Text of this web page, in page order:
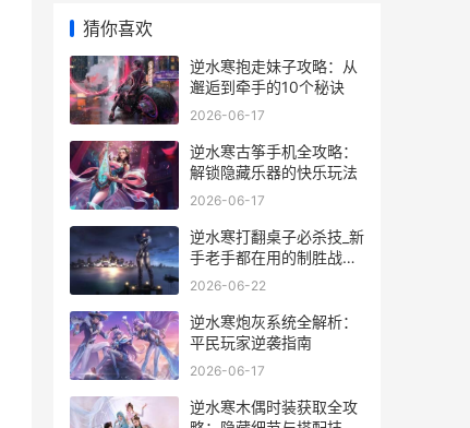
猜你喜欢
逆水寒抱走妹子攻略：从
邂逅到牵手的10个秘诀
2026-06-17
逆水寒古筝手机全攻略：
解锁隐藏乐器的快乐玩法
2026-06-17
逆水寒打翻桌子必杀技_新
手老手都在用的制胜战术
全解析
2026-06-22
逆水寒炮灰系统全解析：
平民玩家逆袭指南
2026-06-17
逆水寒木偶时装获取全攻